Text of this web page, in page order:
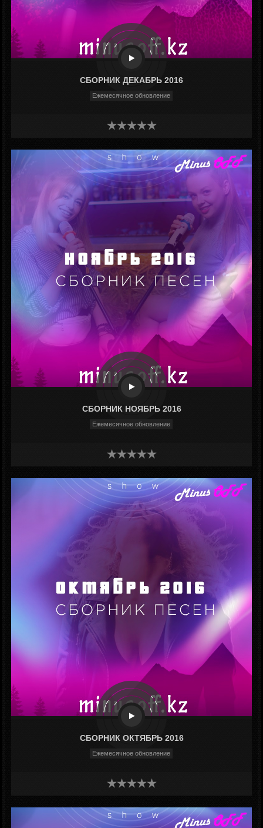
СБОРНИК ДЕКАБРЬ 2016
Ежемесячное обновление
СБОРНИК НОЯБРЬ 2016
Ежемесячное обновление
СБОРНИК ОКТЯБРЬ 2016
Ежемесячное обновление